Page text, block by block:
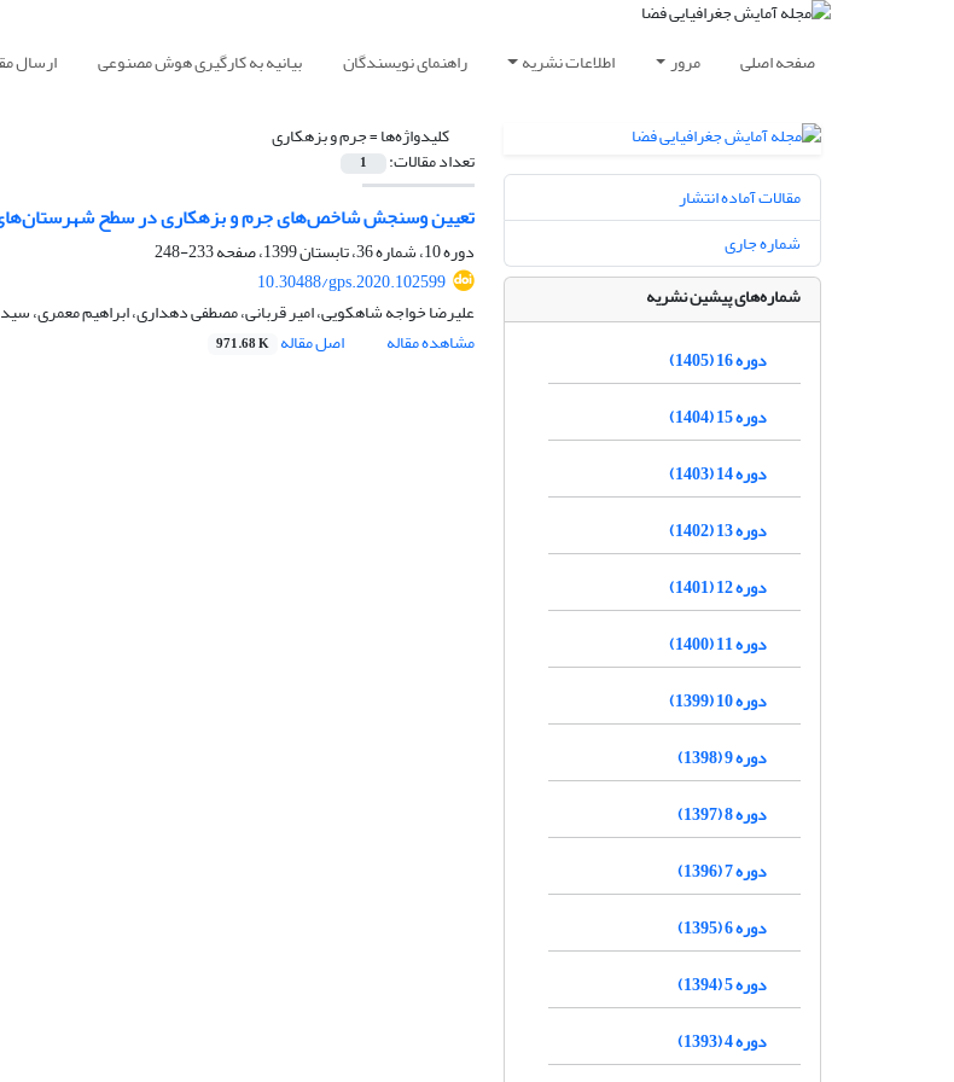
صفحه اصلی مرور اطلاعات نشریه راهنمای نویسندگان بیانیه به کارگیری هوش مصنوعی ارسال
کلیدواژه‌ها =جرم و بزهکاری
تعداد مقالات: 1
تعیین وسنجش شاخص‌های جرم و بزهکاری در سطح شهرستان‌های
دوره 10، شماره 36، تابستان 1399، صفحه
233-248
10.30488/gps.2020.102599
علیرضا خواجه شاهکویی، امیر قربانی، مصطفی دهداری، ابراهیم معمری،
مشاهده مقاله
اصل مقاله 971.68 K
مقالات آماده انتشار
شماره جاری
شماره‌های پیشین نشریه
دوره 16 (1405)
دوره 15 (1404)
دوره 14 (1403)
دوره 13 (1402)
دوره 12 (1401)
دوره 11 (1400)
دوره 10 (1399)
دوره 9 (1398)
دوره 8 (1397)
دوره 7 (1396)
دوره 6 (1395)
دوره 5 (1394)
دوره 4 (1393)